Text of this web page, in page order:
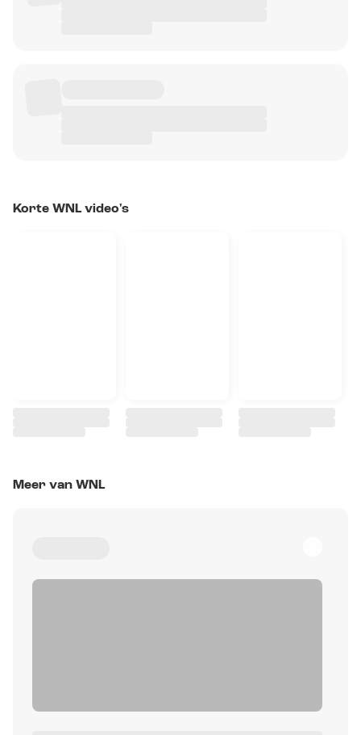
Korte WNL video's
Meer van WNL